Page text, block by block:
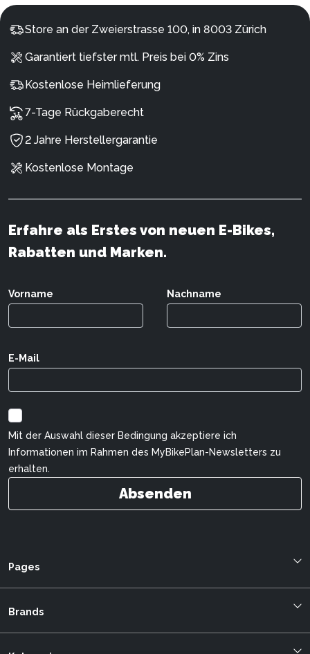
Store an der Zweierstrasse 100, in 8003 Zürich
Garantiert tiefster mtl. Preis bei 0% Zins
Kostenlose Heimlieferung
7-Tage Rückgaberecht
2 Jahre Herstellergarantie
Kostenlose Montage
Erfahre als Erstes von neuen E-Bikes,
Rabatten und Marken.
Vorname Nachname
E-Mail
Mit der Auswahl dieser Bedingung akzeptiere ich
Informationen im Rahmen des MyBikePlan-Newsletters zu
erhalten.
Absenden
Pages
Über uns
Brands